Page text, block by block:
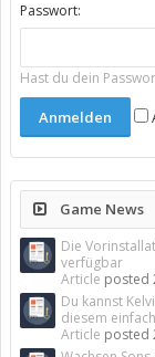
Passwort:
Hast du dein
Game News
Die
verfügbar
Article posted
Du kannst
diesem
Article posted